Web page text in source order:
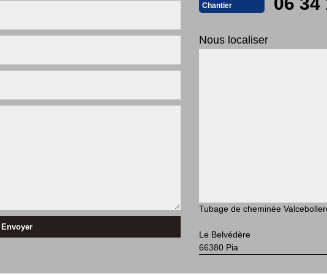
Chantier
Nous localiser
Tubage de cheminée
Le Belvédère
66380 Pia